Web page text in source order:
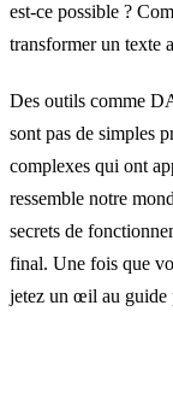
est-ce possible ?
transformer un texte
Des outils comme
sont pas de simples
complexes qui ont
ressemble notre
secrets de
final. Une fois que
jetez un œil au guide